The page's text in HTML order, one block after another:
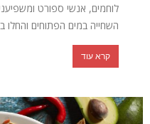
לוחמים, אנשי ספורט
השחייה במים הפתוחים והחלו
קרא עוד